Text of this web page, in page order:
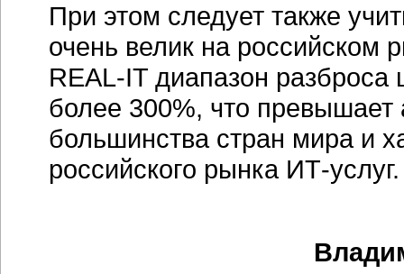
При этом следует также
очень велик на российском
REAL-IT диапазон разброса
более 300%, что
большинства стран мира и
российского рынка ИТ-услуг.